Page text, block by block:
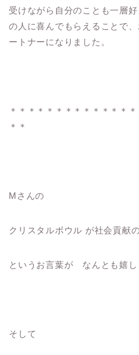
受けながら自分のことも一層
の人に喜んでもらえることで
ートナーになりました。
＊＊＊＊＊＊＊＊＊＊＊＊＊
＊＊
Mさんの
クリスタルボウル が社会貢献
というお言葉が なんとも嬉し
そして